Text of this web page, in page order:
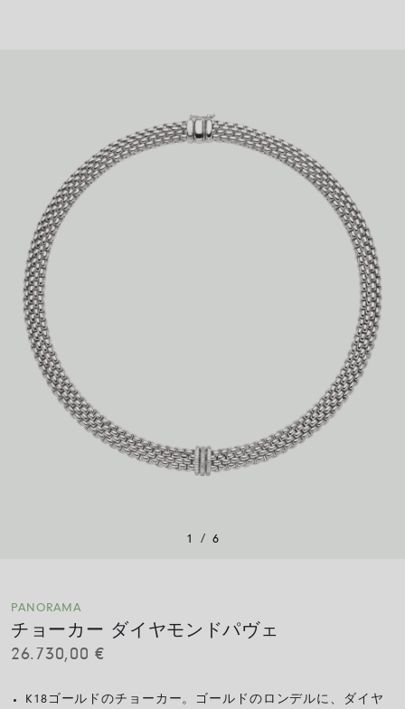
1 / 6
PANORAMA
チョーカー ダイヤモンドパヴェ
26.730,00 €
K18ゴールドのチョーカー。ゴールドのロンデルに、ダイヤ